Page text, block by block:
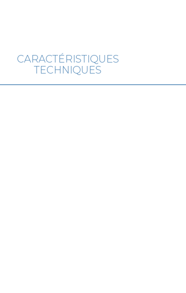
CARACTÉRISTIQUES
TECHNIQUES